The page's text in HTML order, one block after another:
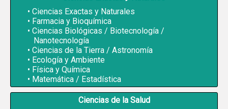
Ciencias Exactas y Naturales
Farmacia y Bioquímica
Ciencias Biológicas / Biotecnología /
Nanotecnología
Ciencias de la Tierra / Astronomía
Ecología y Ambiente
Física y Química
Matemática / Estadística
Ciencias de la Salud